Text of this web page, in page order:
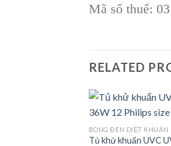
Mã số thuế:
RELATED
BÓNG ĐÈN DIỆT KHUẨN
Tủ khử khuẩn UVC